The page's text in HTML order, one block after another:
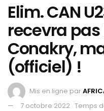
Elim. CAN
recevra pas
Conakry,
(officiel) !
Mis en ligne par
7 octobre 2022 Temps